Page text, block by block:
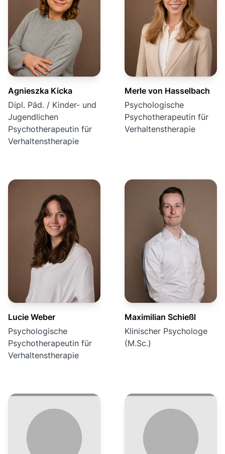
Agnieszka Kicka
Dipl. Päd. / Kinder- und
Jugendlichen
Psychotherapeutin für
Verhaltenstherapie
Merle von Hasselbach
Psychologische
Psychotherapeutin für
Verhaltenstherapie
Lucie Weber
Psychologische
Psychotherapeutin für
Verhaltenstherapie
Maximilian Schießl
Klinischer Psychologe
(M.Sc.)